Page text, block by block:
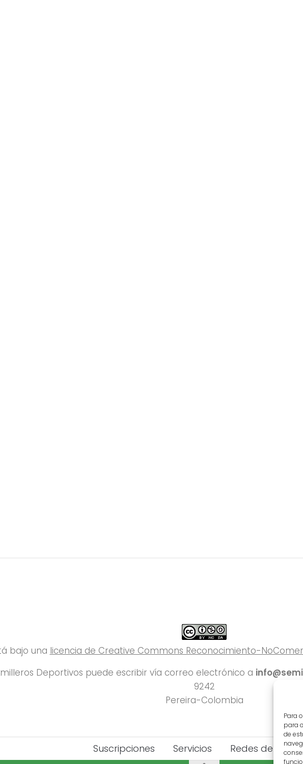
Para
para
de
bajo una licencia de Creative Commons Reconocimiento-
Deportivos puede escribir vía correo electrónico a
9242
Pereira-Colombia
Suscripciones Servicios Redes del